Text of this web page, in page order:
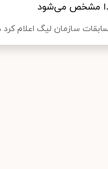
مشخص می‌شود
سازمان لیگ اعلام کرد